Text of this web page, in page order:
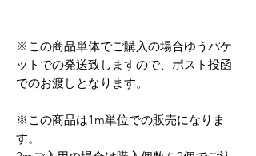
※この商品単体でご購入の場合ゆうパケ
ットでの発送致しますので、ポスト投函
でのお渡しとなります。
※この商品は1m単位での販売になりま
す。